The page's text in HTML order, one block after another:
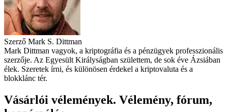
Szerző Mark S. Dittman
Mark Dittman vagyok, a kriptográfia és a pénzügyek professzionális
szerzője. Az Egyesült Királyságban születtem, de sok éve Ázsiában
élek. Szeretek írni, és különösen érdekel a kriptovaluta és a
blokklánc tér.
Vásárlói vélemények. Vélemény, fórum,